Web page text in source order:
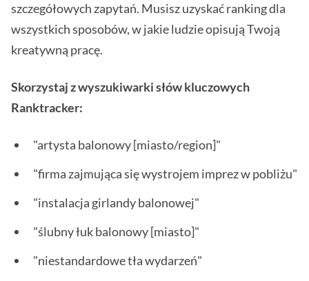
szczegółowych zapytań. Musisz uzyskać ranking dla
wszystkich sposobów, w jakie ludzie opisują Twoją
kreatywną pracę.
Skorzystaj z wyszukiwarki słów kluczowych
Ranktracker:
"artysta balonowy [miasto/region]"
"firma zajmująca się wystrojem imprez w pobliżu"
"instalacja girlandy balonowej"
"ślubny łuk balonowy [miasto]"
"niestandardowe tła wydarzeń"